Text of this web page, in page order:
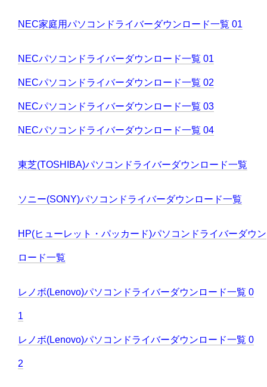
NEC家庭用パソコンドライバーダウンロード一覧 01
NECパソコンドライバーダウンロード一覧 01
NECパソコンドライバーダウンロード一覧 02
NECパソコンドライバーダウンロード一覧 03
NECパソコンドライバーダウンロード一覧 04
東芝(TOSHIBA)パソコンドライバーダウンロード一覧
ソニー(SONY)パソコンドライバーダウンロード一覧
HP(ヒューレット・パッカード)パソコンドライバーダウン
ロード一覧
レノボ(Lenovo)パソコンドライバーダウンロード一覧 0
1
レノボ(Lenovo)パソコンドライバーダウンロード一覧 0
2